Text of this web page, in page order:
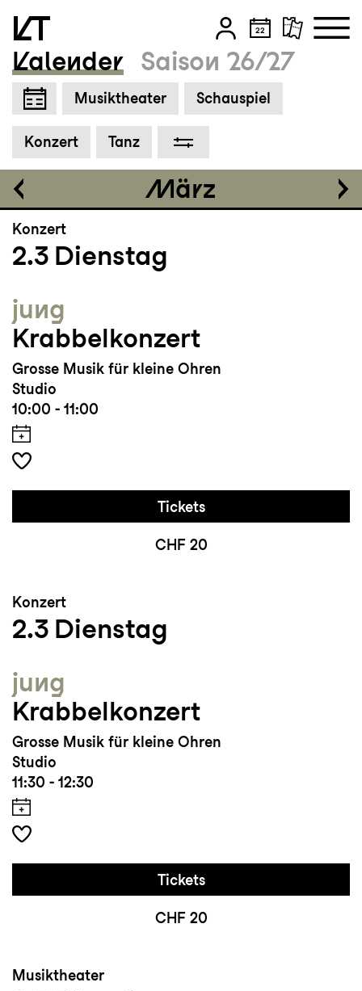
Zum Hauptinhalt springen
Zum Footer springen
Kalender Saison 26/27
Musiktheater Schauspiel
Konzert Tanz
März
Einführung
Cool Down im Anschluss
Tickets
CHF 35
Konzert
2.3 Dienstag
jung
Krabbelkonzert
Grosse Musik für kleine Ohren
Studio
10:00 - 11:00
Tickets
CHF 20
Konzert
2.3 Dienstag
jung
Krabbelkonzert
Grosse Musik für kleine Ohren
Studio
11:30 - 12:30
Tickets
CHF 20
Musiktheater